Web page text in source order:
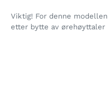
Viktig! For denne
etter bytte av ørehøyttaler